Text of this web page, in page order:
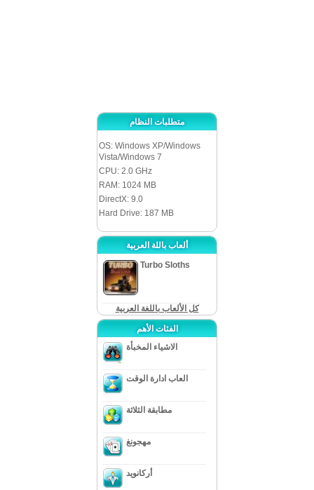
متطلبات النظام
OS: Windows XP/Windows
Vista/Windows 7
CPU: 2.0 GHz
RAM: 1024 MB
DirectX: 9.0
Hard Drive: 187 MB
ألعاب باللة العربية
Turbo Sloths
كل الألعاب باللغة العربية
الفئات الأهم
الاشياء المخبأة
العاب ادارة الوقت
مطابقة الثلاثة
مهجونغ
أركانويد